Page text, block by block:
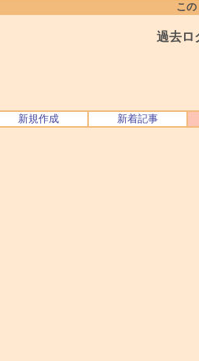
こ
過去ロ
新規作成 新着記事